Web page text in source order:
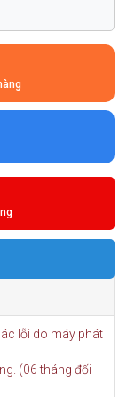
lỗi do máy phát
(06 tháng đối